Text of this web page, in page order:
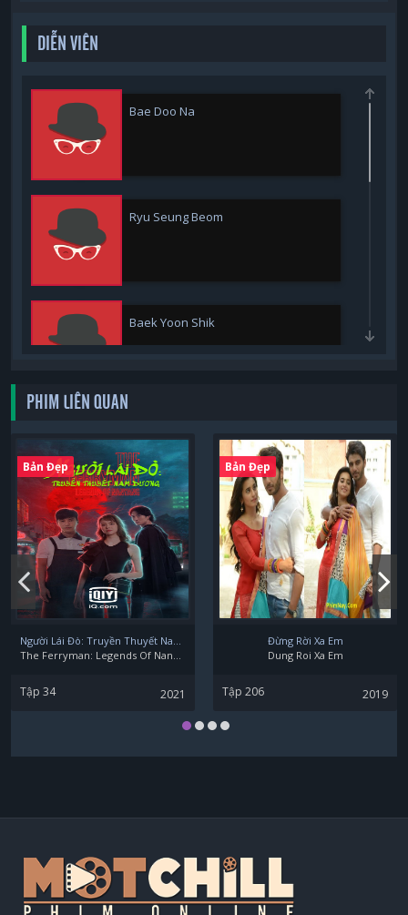
DIỄN VIÊN
Bae Doo Na
Ryu Seung Beom
Baek Yoon Shik
Lee Su Hyun
Nam Yoon Ho
PHIM LIÊN QUAN
Bản Đẹp
Người Lái Đò: Truyền Thuyết Nam Dương
The Ferryman: Legends Of Nanyang
Tập 34 2021
Bản Đẹp
Đừng Rời Xa Em
Dung Roi Xa Em
Tập 206 2019